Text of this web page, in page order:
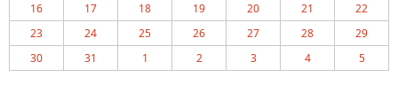
16
17 18 19 20 21
22
23
24 25 26 27 28
29
30
31 1 2 3 4 5